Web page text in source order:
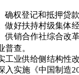
确权登记和抵押贷
做好扶持村级集体
供销合作社综合改
普查。
工业供给侧结构性
入实施《中国制造